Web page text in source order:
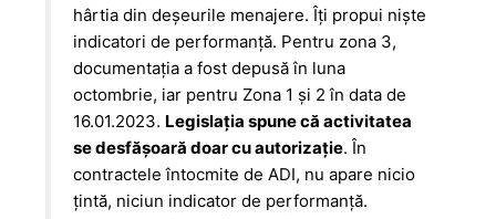
hârtia din deșeurile menajere. Îți propui niște
indicatori de performanță. Pentru zona 3,
documentația a fost depusă în luna
octombrie, iar pentru Zona 1 și 2 în data de
16.01.2023. Legislația spune că activitatea
se desfășoară doar cu autorizație. În
contractele întocmite de ADI, nu apare nicio
țintă, niciun indicator de performanță.